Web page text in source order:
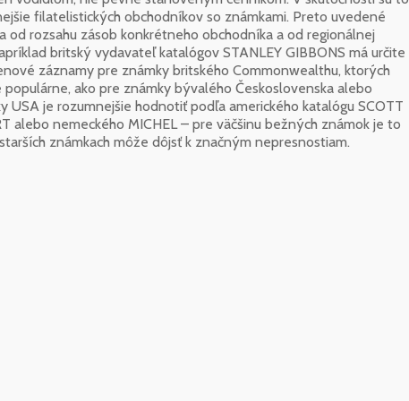
filatelistických obchodníkov so známkami. Preto uvedené
od rozsahu zásob konkrétneho obchodníka a od regionálnej
britský vydavateľ katalógov STANLEY GIBBONS má určite
záznamy pre známky britského Commonwealthu, ktorých
ako pre známky bývalého Československa alebo
USA je rozumnejšie hodnotiť podľa amerického katalógu SCOTT
alebo nemeckého MICHEL – pre väčšinu bežných známok je to
známkach môže dôjsť k značným nepresnostiam.